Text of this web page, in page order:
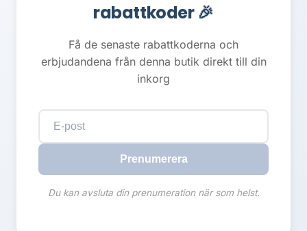
rabattkoder 🎉
Få de senaste rabattkoderna och
erbjudandena från denna butik direkt till din
inkorg
Prenumerera
Du kan avsluta din prenumeration när som helst.